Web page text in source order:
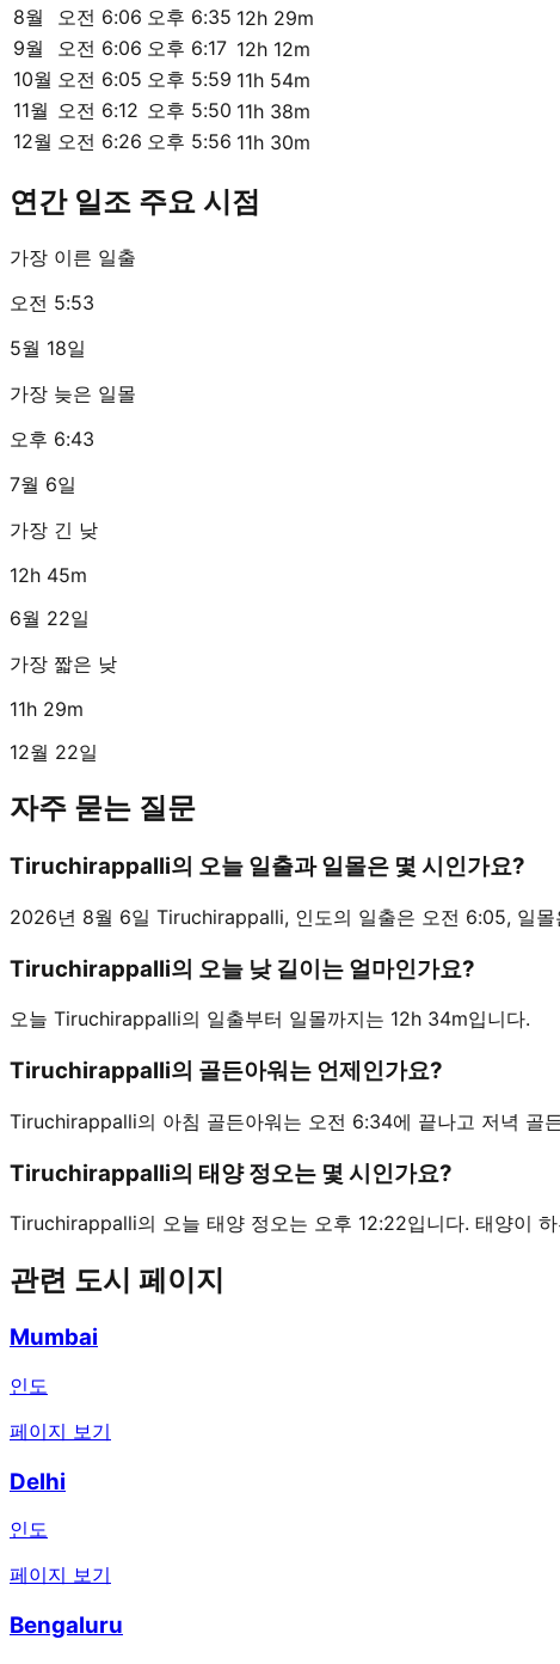
8월
오전 6:06 오후 6:35 12h 29m
9월
오전 6:06 오후 6:17 12h 12m
10월 오전 6:05 오후 5:59 11h 54m
11월 오전 6:12 오후 5:50 11h 38m
12월 오전 6:26 오후 5:56 11h 30m
연간 일조 주요 시점
가장 이른 일출
오전 5:53
5월 18일
가장 늦은 일몰
오후 6:43
7월 6일
가장 긴 낮
12h 45m
6월 22일
가장 짧은 낮
11h 29m
12월 22일
자주 묻는 질문
Tiruchirappalli의 오늘 일출과 일몰은 몇 시인가요?
2026년 8월 6일 Tiruchirappalli, 인도의 일출은 오전 6:05, 일
Tiruchirappalli의 오늘 낮 길이는 얼마인가요?
오늘 Tiruchirappalli의 일출부터 일몰까지는 12h 34m입니다.
Tiruchirappalli의 골든아워는 언제인가요?
Tiruchirappalli의 아침 골든아워는 오전 6:34에 끝나고 저녁 골
Tiruchirappalli의 태양 정오는 몇 시인가요?
Tiruchirappalli의 오늘 태양 정오는 오후 12:22입니다. 태양이
관련 도시 페이지
Mumbai
인도
페이지 보기
Delhi
인도
페이지 보기
Bengaluru